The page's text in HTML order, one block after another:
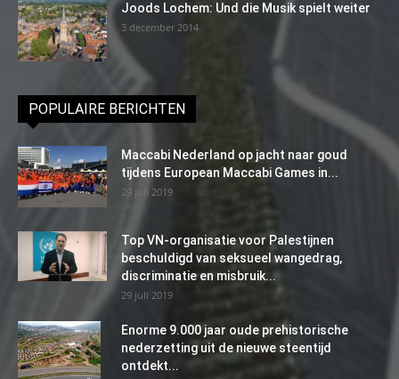
Joods Lochem: Und die Musik spielt weiter
3 december 2014
POPULAIRE BERICHTEN
Maccabi Nederland op jacht naar goud
tijdens European Maccabi Games in...
29 juli 2019
Top VN-organisatie voor Palestijnen
beschuldigd van seksueel wangedrag,
discriminatie en misbruik...
29 juli 2019
Enorme 9.000 jaar oude prehistorische
nederzetting uit de nieuwe steentijd
ontdekt...